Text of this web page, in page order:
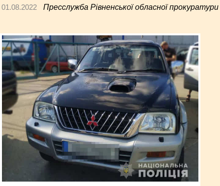
01.08.2022 Пресслужба Рівненської обласної прокуратури